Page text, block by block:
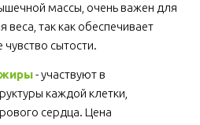
массы, очень важен для
веса, так как обеспечивает
сытости.
- участвуют в
каждой клетки,
сердца. Цена